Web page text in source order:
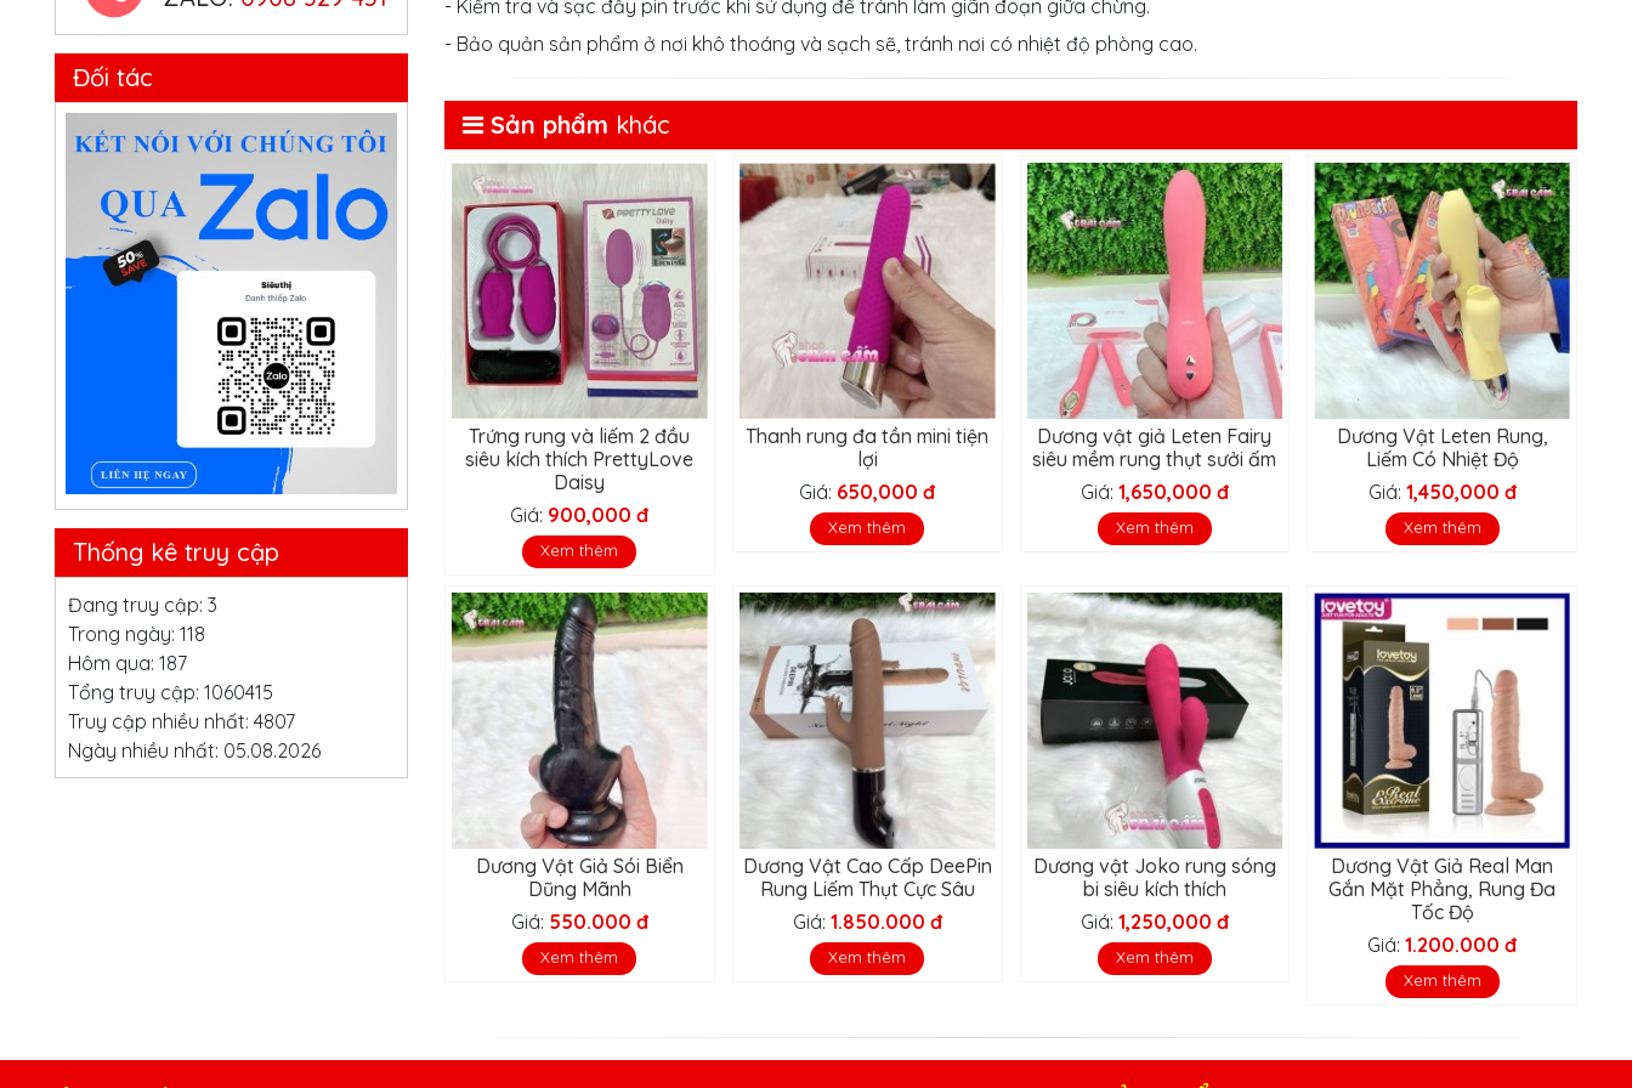
- Kiểm tra và sạc đầy pin trước khi sử dụng để tránh làm giãn đoạn giữa chừng.
- Bảo quản sản phẩm ở nơi khô thoáng và sạch sẽ, tránh nơi có nhiệt độ phòng cao.
Sản phẩm khác
Trứng rung và liếm 2 đầu
siêu kích thích PrettyLove
Daisy
Giá: 900,000 đ
Xem thêm
Thanh rung đa tần mini tiện
lợi
Giá: 650,000 đ
Xem thêm
Dương vật giả Leten Fairy
siêu mềm rung thụt sưởi ấm
Giá: 1,650,000 đ
Xem thêm
Dương Vật Leten Rung,
Liếm Có Nhiệt Độ
Giá: 1,450,000 đ
Xem thêm
Dương Vật Giả Sói Biển
Dũng Mãnh
Giá: 550.000 đ
Xem thêm
Dương Vật Cao Cấp DeePin
Rung Liếm Thụt Cực Sâu
Giá: 1.850.000 đ
Xem thêm
Dương vật Joko rung sóng
bi siêu kích thích
Giá: 1,250,000 đ
Xem thêm
Dương Vật Giả Real Man
Gắn Mặt Phẳng, Rung Đa
Tốc Độ
Giá:1.200.000 đ
Xem thêm
Đối tác
Thống kê truy cập
Đang truy cập: 3
Trong ngày: 118
Hôm qua: 187
Tổng truy cập: 1060415
Truy cập nhiều nhất: 4807
Ngày nhiều nhất: 05.08.2026